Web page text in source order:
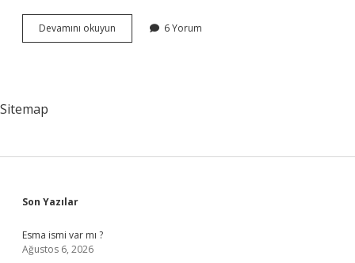
Devamını okuyun
8
6 Yorum
Sitemap
Sidebar
Son Yazılar
Esma ismi var mı ?
Ağustos 6, 2026